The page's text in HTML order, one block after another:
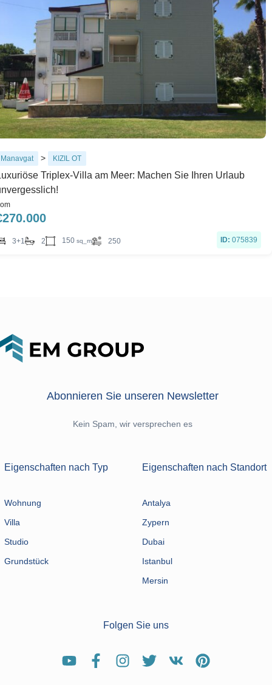
Manavgat > KIZIL OT
Triplex-Villa am Meer: Machen Sie Ihren Urlaub
270.000
3+1 2 150 sq_m 250 ID: 075839
Abonnieren Sie unseren Newsletter
Kein Spam, wir versprechen es
Eigenschaften nach Typ
Wohnung
Villa
Studio
Grundstück
Eigenschaften nach Standort
Antalya
Zypern
Dubai
Istanbul
Mersin
Folgen Sie uns